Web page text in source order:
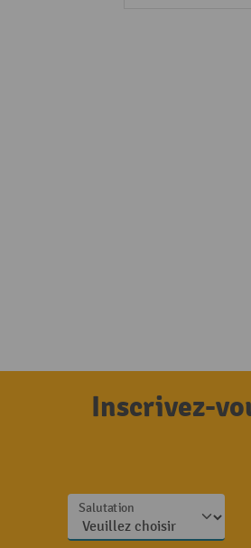
Inscrivez-
Salutation